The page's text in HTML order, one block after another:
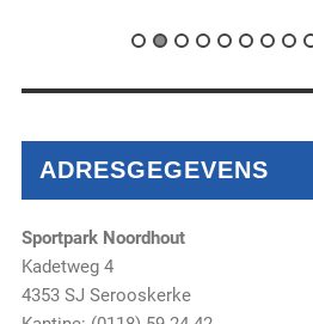
ADRESGEGEVENS
Sportpark Noordhout
Kadetweg 4
4353 SJ Serooskerke